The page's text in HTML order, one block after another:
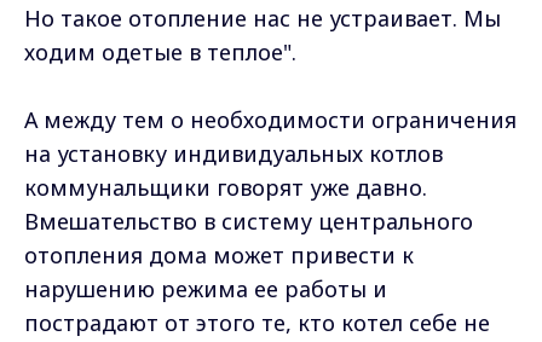
Но такое отопление нас не устраивает. Мы
ходим одетые в теплое".
А между тем о необходимости ограничения
на установку индивидуальных котлов
коммунальщики говорят уже давно.
Вмешательство в систему центрального
отопления дома может привести к
нарушению режима ее работы и
пострадают от этого те, кто котел себе не